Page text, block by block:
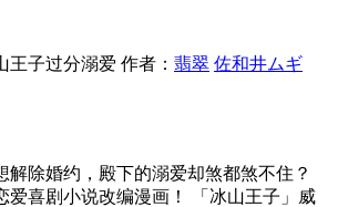
王子过分溺爱 作者： 翡翠 佐和井ムギ
除婚约，殿下的溺爱却煞都煞不住？
喜剧小说改编漫画！ 「冰山王子」威